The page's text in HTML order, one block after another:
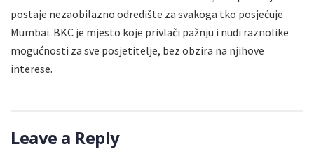
postaje nezaobilazno odredište za svakoga tko posjećuje
Mumbai. BKC je mjesto koje privlači pažnju i nudi raznolike
mogućnosti za sve posjetitelje, bez obzira na njihove
interese.
Leave a Reply